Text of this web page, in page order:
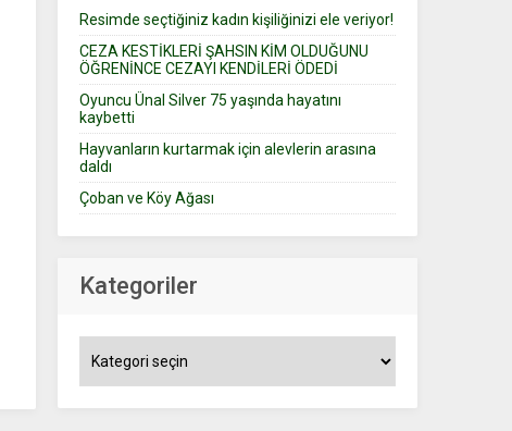
Resimde seçtiğiniz kadın kişiliğinizi ele veriyor!
CEZA KESTİKLERİ ŞAHSIN KİM OLDUĞUNU
ÖĞRENİNCE CEZAYI KENDİLERİ ÖDEDİ
Oyuncu Ünal Silver 75 yaşında hayatını
kaybetti
Hayvanların kurtarmak için alevlerin arasına
daldı
Çoban ve Köy Ağası
Kategoriler